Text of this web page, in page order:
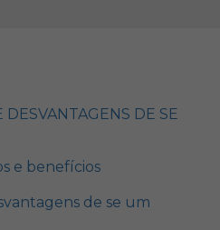
DESVANTAGENS DE SE
e benefícios
de se um